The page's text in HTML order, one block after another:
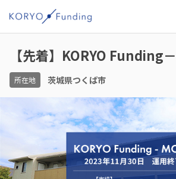
【先着】KORYO
所在地 茨城県つくば市